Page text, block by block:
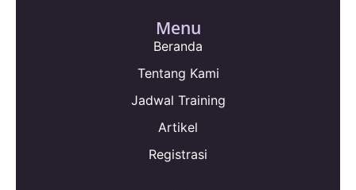
Menu
Beranda
Tentang Kami
Jadwal Training
Artikel
Registrasi